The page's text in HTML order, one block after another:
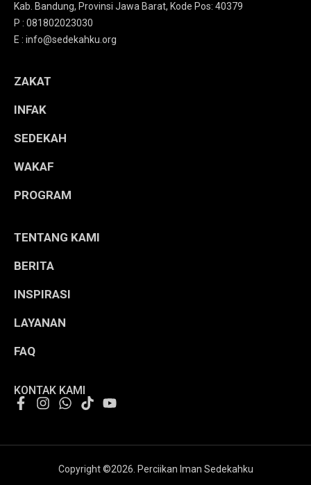
Kab. Bandung, Provinsi Jawa Barat, Kode Pos: 40379
P : 081802023030
E : info@sedekahku.org
ZAKAT
INFAK
SEDEKAH
WAKAF
PROGRAM
TENTANG KAMI
BERITA
INSPIRASI
LAYANAN
FAQ
KONTAK KAMI
Copyright ©2026 . Perciikan Iman Sedekahku